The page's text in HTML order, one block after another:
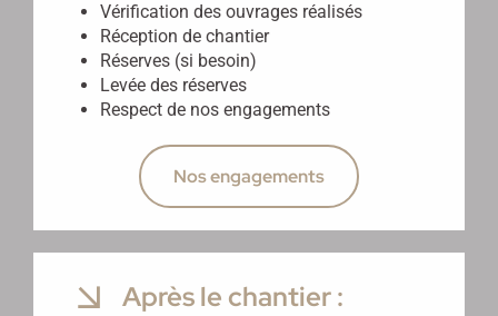
Vérification des ouvrages réalisés
Réception de chantier
Réserves (si besoin)
Levée des réserves
Respect de nos engagements
Nos engagements
Après le chantier :